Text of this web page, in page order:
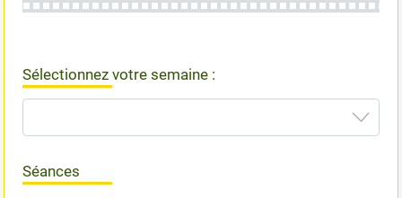
Sélectionnez votre semaine :
Séances